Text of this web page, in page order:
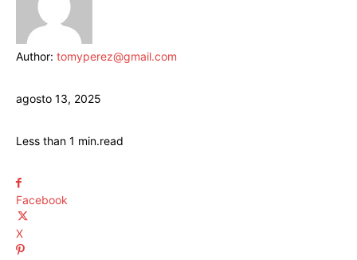
Author: tomyperez@gmail.com
agosto 13, 2025
Less than 1 min.read
Facebook
X